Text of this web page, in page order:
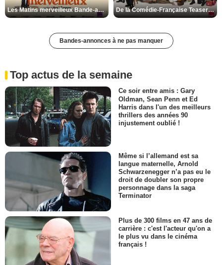
Les Matins merveilleux Bande-annonce VF De la Comédie-Française Teaser VF
Bandes-annonces à ne pas manquer
Top actus de la semaine
Ce soir entre amis : Gary
Oldman, Sean Penn et Ed
Harris dans l'un des meilleurs
thrillers des années 90
injustement oublié !
Même si l’allemand est sa
langue maternelle, Arnold
Schwarzenegger n’a pas eu le
droit de doubler son propre
personnage dans la saga
Terminator
Plus de 300 films en 47 ans de
carrière : c'est l'acteur qu'on a
le plus vu dans le cinéma
français !